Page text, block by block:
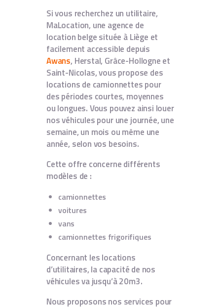
Si vous recherchez un utilitaire,
MaLocation, une agence de
location belge située à Liège et
facilement accessible depuis
Awans, Herstal, Grâce-Hollogne et
Saint-Nicolas, vous propose des
locations de camionnettes pour
des périodes courtes, moyennes
ou longues. Vous pouvez ainsi louer
nos véhicules pour une journée, une
semaine, un mois ou même une
année, selon vos besoins.
Cette offre concerne différents
modèles de :
camionnettes
voitures
vans
camionnettes frigorifiques
Concernant les locations
d’utilitaires, la capacité de nos
véhicules va jusqu’à 20m3.
Nous proposons nos services pour